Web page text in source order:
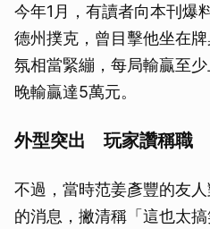
今年1月，有讀者向本刊爆
德州撲克，曾目擊他坐在
氛相當緊繃，每局輸贏至
晚輸贏達5萬元。
外型突出 玩家讚稱職
不過，當時范姜彥豐的友
的消息，撇清稱「這也太